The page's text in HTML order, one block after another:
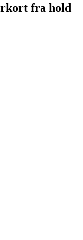
fra hold